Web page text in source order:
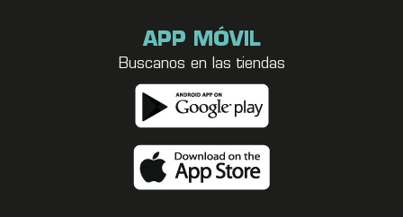
APP MÓVIL
Buscanos en las tiendas